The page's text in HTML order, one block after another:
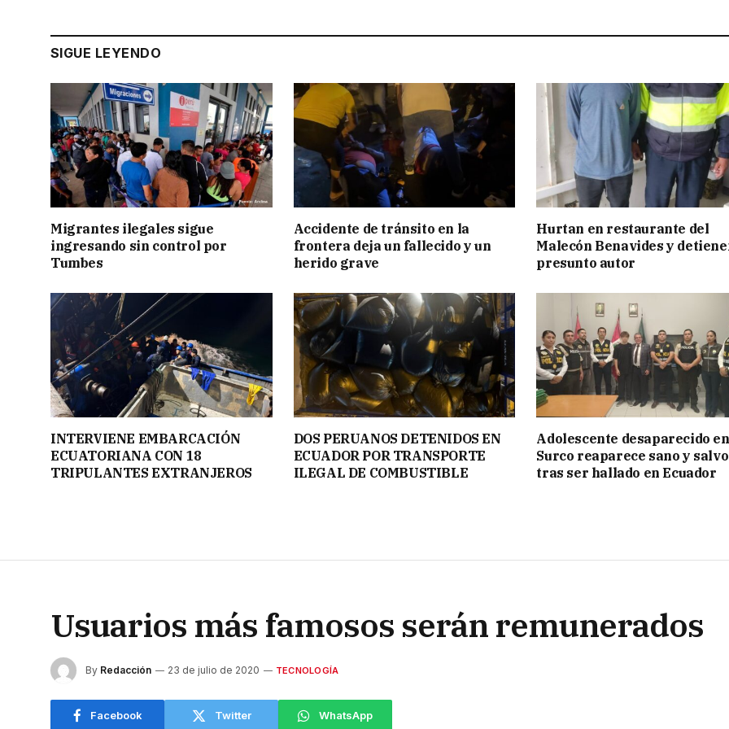
SIGUE LEYENDO
Migrantes ilegales sigue
ingresando sin control por
Tumbes
Accidente de tránsito en la
frontera deja un fallecido y un
herido grave
Hurtan en restaurante del
Malecón Benavides y
presunto autor
INTERVIENE EMBARCACIÓN
ECUATORIANA CON 18
TRIPULANTES EXTRANJEROS
DOS PERUANOS DETENIDOS EN
ECUADOR POR TRANSPORTE
ILEGAL DE COMBUSTIBLE
Adolescente desaparecido en
Surco reaparece sano y salvo
tras ser hallado en Ecuador
Usuarios más famosos serán remunerados
By Redacción 23 de julio de 2020 TECNOLOGÍA
Facebook Twitter WhatsApp